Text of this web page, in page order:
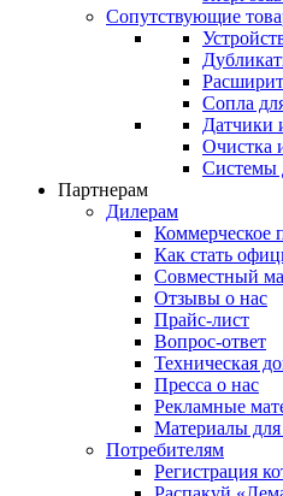
Сопутствующие
Сопла
Датчики
Очистка
Системы
Партнерам
Дилерам
Коммерческое
Как стать
Совместный
Отзывы о нас
Прайс-лист
Вопрос-ответ
Техническая
Пресса о нас
Рекламные
Материалы для
Потребителям
Регистрация